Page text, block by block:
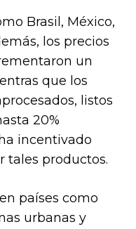
Brasil, México,
los precios
un
que los
listos
20%
incentivado
tales productos.
países como
urbanas y